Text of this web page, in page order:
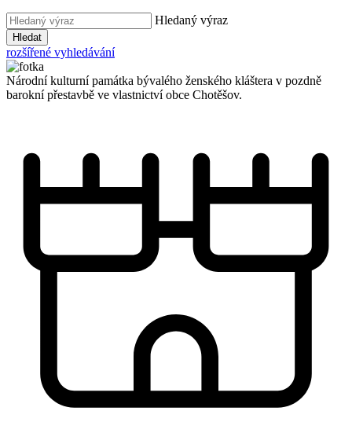
Hledaný výraz
Hledat
rozšířené vyhledávání
Národní kulturní památka bývalého ženského kláštera v pozdně
barokní přestavbě ve vlastnictví obce Chotěšov.